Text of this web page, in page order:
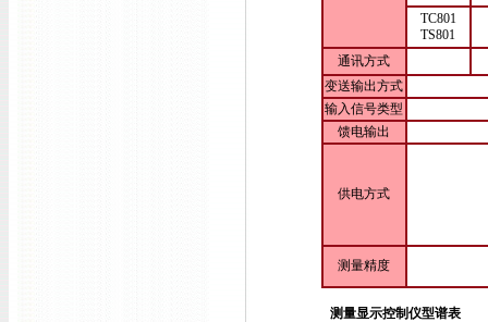
TC801
TS801
通讯方式
变送输出方式
输入信号类型
馈电输出
供电方式
测量精度
测量显示控制仪型谱表